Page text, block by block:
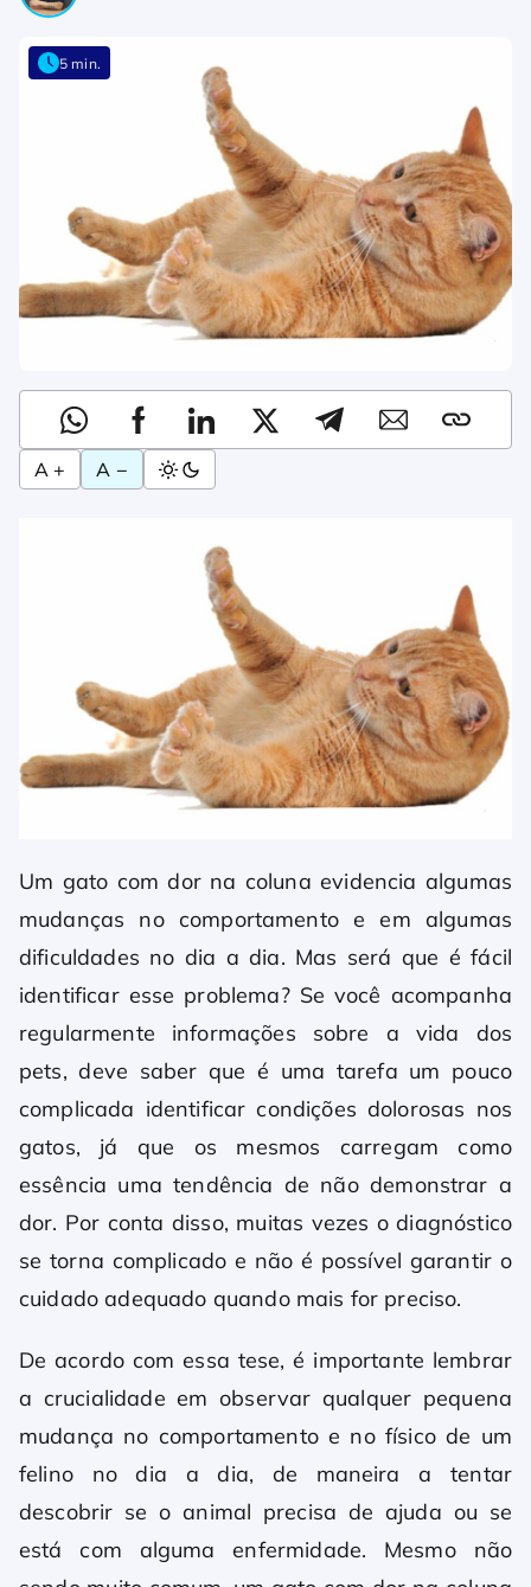
5 min.
A + A −
Um gato com dor na coluna evidencia algumas
mudanças no comportamento e em algumas
dificuldades no dia a dia. Mas será que é fácil
identificar esse problema? Se você acompanha
regularmente informações sobre a vida dos
pets, deve saber que é uma tarefa um pouco
complicada identificar condições dolorosas nos
gatos, já que os mesmos carregam como
essência uma tendência de não demonstrar a
dor. Por conta disso, muitas vezes o diagnóstico
se torna complicado e não é possível garantir o
cuidado adequado quando mais for preciso.
De acordo com essa tese, é importante lembrar
a crucialidade em observar qualquer pequena
mudança no comportamento e no físico de um
felino no dia a dia, de maneira a tentar
descobrir se o animal precisa de ajuda ou se
está com alguma enfermidade. Mesmo não